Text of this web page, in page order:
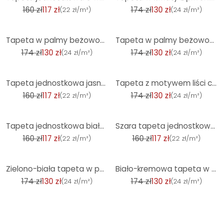
160 zł117 zł(22 zł/m²)
174 zł130 zł(24 zł/m²)
Tapeta w palmy beżowo-kremowa - tapeta z włókniny z tropikalnym wzorem w naturalnych odcieniach
174 zł130 zł(24 zł/m²)
Tapeta w palmy beżowo-zielona - tapeta z włókniny z tropikalnym wzorem w naturalnych odcieniach
174 zł130 zł(24 zł/m²)
Tapeta jednostkowa jasnoszara - tapeta z włókniny o delikatnej fakturze do nowoczesnych pomieszczeń
160 zł117 zł(22 zł/m²)
Tapeta z motywem liści ciemnozielona niebieska - Tapeta z włókniny z wzorem w duże liście w naturaln
174 zł130 zł(24 zł/m²)
Tapeta jednostkowa biała - tapeta z włókniny o delikatnej fakturze i eleganckim wyglądzie
160 zł117 zł(22 zł/m²)
Szara tapeta jednostkowa - tapeta z włókniny o delikatnej fakturze i subtelnej elegancji
160 zł117 zł(22 zł/m²)
Zielono-biała tapeta w palmy - tapeta z włókniny o tropikalnym wzorze i miękkim wyglądzie
174 zł130 zł(24 zł/m²)
Biało-kremowa tapeta w chmury - tapeta z włókniny z delikatnym motywem nieba
174 zł130 zł(24 zł/m²)